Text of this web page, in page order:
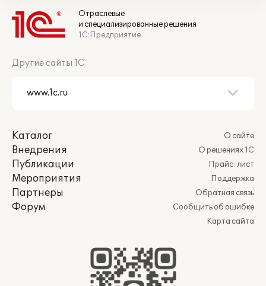
Отраслевые
и специализированные решения
1С:Предприятие
Другие сайты 1С
Каталог
Внедрения
Публикации
Мероприятия
Партнеры
Форум
О сайте
О решениях 1С
Прайс-лист
Поддержка
Обратная связь
Сообщить об ошибке
Карта сайта